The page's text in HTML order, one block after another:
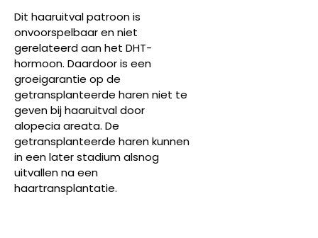
Dit haaruitval patroon is
onvoorspelbaar en niet
gerelateerd aan het DHT-
hormoon. Daardoor is een
groeigarantie op de
getransplanteerde haren niet te
geven bij haaruitval door
alopecia areata. De
getransplanteerde haren kunnen
in een later stadium alsnog
uitvallen na een
haartransplantatie.